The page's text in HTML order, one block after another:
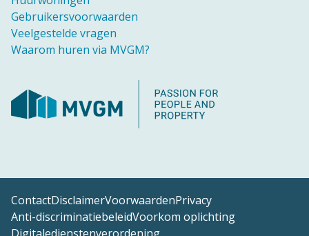
Gebruikersvoorwaarden
Veelgestelde vragen
Waarom huren via MVGM?
ContactDisclaimerVoorwaardenPrivacy
Anti-discriminatiebeleidVoorkom oplichting